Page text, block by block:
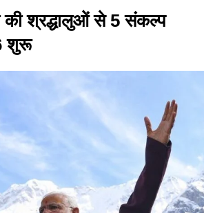
की श्रद्धालुओं से 5 संकल्प
शुरू